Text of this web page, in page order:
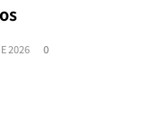
2026 0